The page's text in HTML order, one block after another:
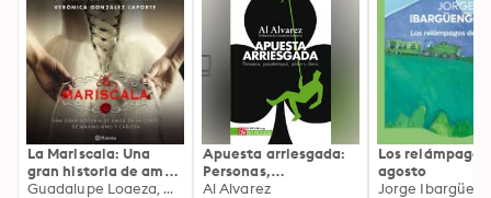
La Mariscala: Una
gran historia de amor
en la corte de
Guadalupe Loaeza, Verónica González Laporte
Apuesta arriesgada:
Personas,
pasatiempos, póker y
Al Alvarez
Los relámpagos
agosto
Jorge